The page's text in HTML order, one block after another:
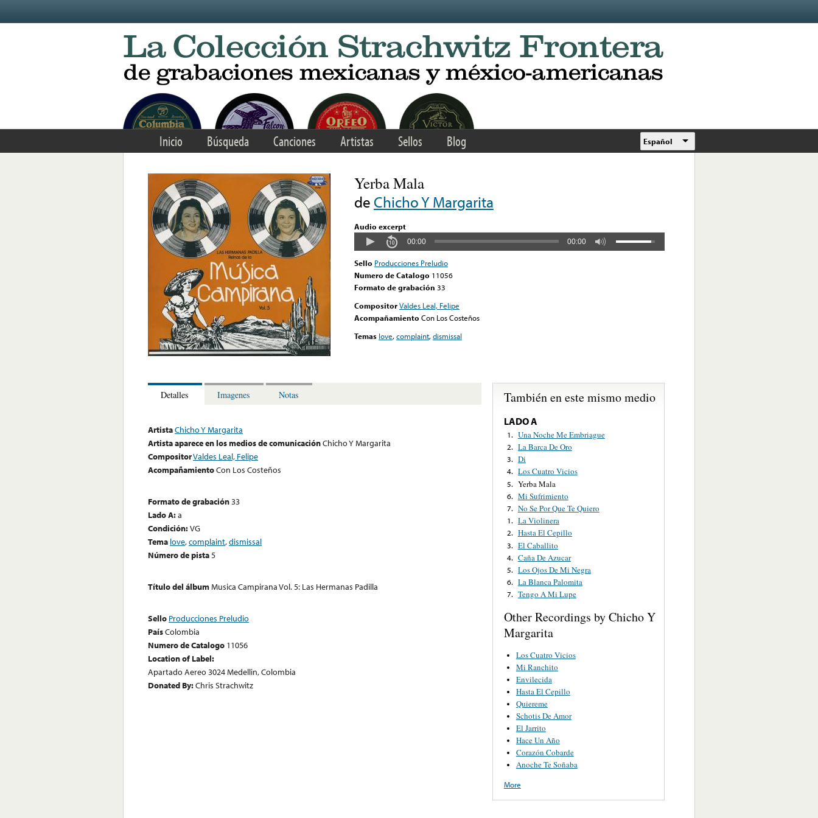
Inicio Búsqueda Canciones Artistas Sellos Blog Español
Yerba Mala
de Chicho Y Margarita
Audio excerpt
00:00 00:00
Sello Producciones Preludio
Numero de Catalogo 11056
Formato de grabación 33
CompositorValdes Leal, Felipe
Acompañamiento Con Los Costeños
Temas love,complaint,dismissal
Detalles Imagenes Notas
ArtistaChicho Y Margarita
Artista aparece en los medios de comunicaciónChicho Y Margarita
CompositorValdes Leal, Felipe
AcompañamientoCon Los Costeños
Formato de grabación33
Lado A:a
Condición:VG
Tema love,complaint,dismissal
Número de pista5
Título del álbumMusica Campirana Vol. 5: Las Hermanas Padilla
Sello Producciones Preludio
PaísColombia
Numero de Catalogo 11056
Location of Label:
Apartado Aereo 3024 Medellin, Colombia
Donated By:Chris Strachwitz
También en este mismo medio
LADO A
1. Una Noche Me Embriague
2. La Barca De Oro
3. Di
4. Los Cuatro Vicios
5. Yerba Mala
6. Mi Sufrimiento
7. No Se Por Que Te Quiero
1. La Violinera
2. Hasta El Cepillo
3. El Caballito
4. Caña De Azucar
5. Los Ojos De Mi Negra
6. La Blanca Palomita
7. Tengo A Mi Lupe
Other Recordings by Chicho Y
Margarita
Los Cuatro Vicios
Mi Ranchito
Envilecida
Hasta El Cepillo
Quiereme
Schotis De Amor
El Jarrito
Hace Un Año
Corazón Cobarde
Anoche Te Soñaba
More